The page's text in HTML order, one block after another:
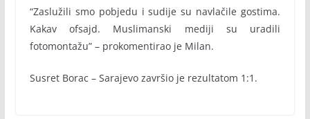
“Zaslužili smo pobjedu i sudije su navlačile gostima.
Kakav ofsajd. Muslimanski mediji su uradili
fotomontažu” – prokomentirao je Milan.
Susret Borac – Sarajevo završio je rezultatom 1:1.